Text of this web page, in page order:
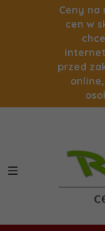
Ceny na
cen w
przed